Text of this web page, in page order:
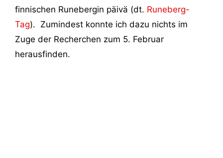
finnischen Runebergin päivä (dt. Runeberg-
Tag). Zumindest konnte ich dazu nichts im
Zuge der Recherchen zum 5. Februar
herausfinden.